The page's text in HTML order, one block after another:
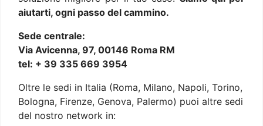
aiutarti, ogni passo del cammino.
Sede centrale:
Via Avicenna, 97, 00146 Roma RM
tel: + 39 335 669 3954
Oltre le sedi in Italia (Roma, Milano, Napoli, Torino,
Bologna, Firenze, Genova, Palermo) puoi altre sedi
del nostro network in: